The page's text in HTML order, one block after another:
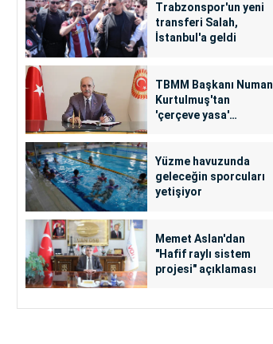
Trabzonspor'un yeni
transferi Salah,
İstanbul'a geldi
TBMM Başkanı Numan
Kurtulmuş'tan
'çerçeve yasa'
Yüzme havuzunda
geleceğin sporcuları
yetişiyor
Memet Aslan'dan
"Hafif raylı sistem
projesi" açıklaması